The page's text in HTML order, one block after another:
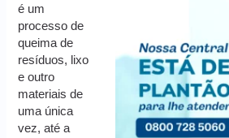
é um
processo de
queima de
resíduos, lixo
e outro
materiais de
uma única
vez, até a